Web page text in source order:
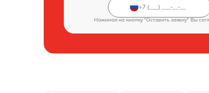
Нажимая на кнопку "Оставить заявку" Вы